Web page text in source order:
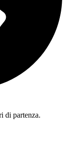
di partenza.